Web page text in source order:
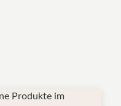
Produkte im